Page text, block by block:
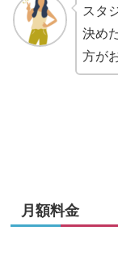
スタ
決め
方が
月額料金